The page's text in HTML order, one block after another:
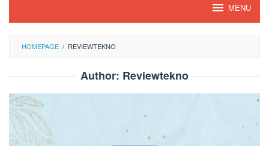
MENU
HOMEPAGE / REVIEWTEKNO
Author: Reviewtekno